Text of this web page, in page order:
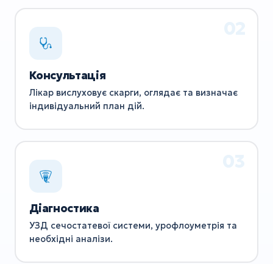
Консультація
Лікар вислуховує скарги, оглядає та визначає
індивідуальний план дій.
Діагностика
УЗД сечостатевої системи, урофлоуметрія та
необхідні аналізи.